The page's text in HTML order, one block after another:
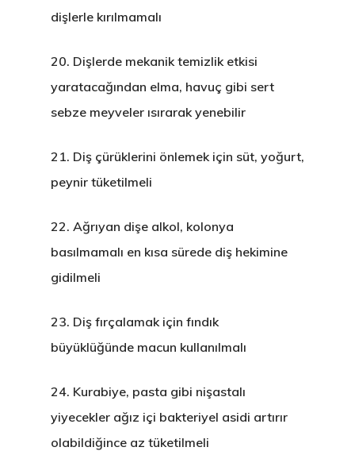
dişlerle kırılmamalı
20. Dişlerde mekanik temizlik etkisi
yaratacağından elma, havuç gibi sert
sebze meyveler ısırarak yenebilir
21. Diş çürüklerini önlemek için süt, yoğurt,
peynir tüketilmeli
22. Ağrıyan dişe alkol, kolonya
basılmamalı en kısa sürede diş hekimine
gidilmeli
23. Diş fırçalamak için fındık
büyüklüğünde macun kullanılmalı
24. Kurabiye, pasta gibi nişastalı
yiyecekler ağız içi bakteriyel asidi artırır
olabildiğince az tüketilmeli